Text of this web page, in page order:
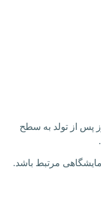
۲۱ روز پس از تولد به سطح
مرتبط باشد.